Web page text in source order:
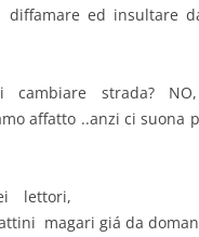
ed insultare
strada?
affatto ..anzi ci suona
lettori,
magari giá da